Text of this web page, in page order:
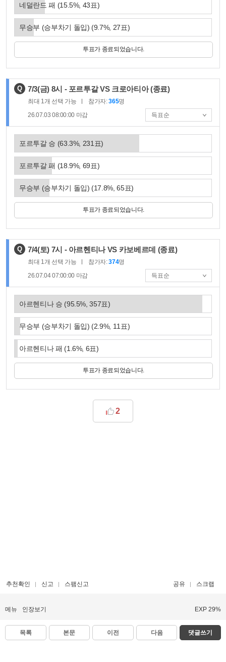
네덜란드 패 (15.5%, 43표)
무승부 (승부차기 돌입) (9.7%, 27표)
투표가 종료되었습니다.
Q
제
목
:
7/3(금) 8시 - 포르투갈 VS 크로아티아 (종료)
최대 1개 선택 가능 참가자:365명
26.07.03 08:00:00 마감
포르투갈 승 (63.3%, 231 표)
포르투갈 패 (18.9%, 69표)
무승부 (승부차기 돌입) (17.8%,65표)
투표가 종료되었습니다.
Q
제
목
:
7/4(토) 7시 - 아르헨티나 VS 카보베르데 (종료)
최대 1개 선택 가능 참가자:374명
26.07.04 07:00:00 마감
아르헨티나 승 (95.5%,357표)
무승부 (승부차기 돌입) (2.9%, 11 표)
아르헨티나 패 (1.6%, 6표)
투표가 종료되었습니다.
2
추천확인 신고 스팸신고 공유 스크랩
메뉴 인장보기 EXP 29%
목록 본문 이전 다음 댓글쓰기